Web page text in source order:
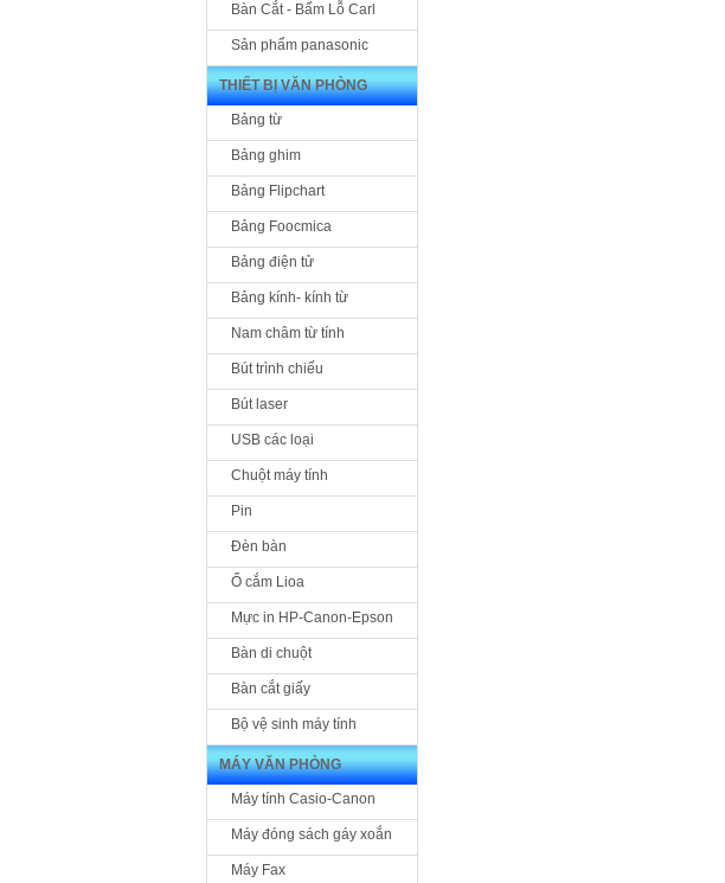
Bàn Cắt - Bấm Lỗ Carl
Sản phẩm panasonic
THIẾT BỊ VĂN PHÒNG
Bảng từ
Bảng ghim
Bảng Flipchart
Bảng Foocmica
Bảng điện tử
Bảng kính- kính từ
Nam châm từ tính
Bút trình chiếu
Bút laser
USB các loại
Chuột máy tính
Pin
Đèn bàn
Ổ cắm Lioa
Mực in HP-Canon-Epson
Bàn di chuột
Bàn cắt giấy
Bộ vệ sinh máy tính
MÁY VĂN PHÒNG
Máy tính Casio-Canon
Máy đóng sách gáy xoắn
Máy Fax